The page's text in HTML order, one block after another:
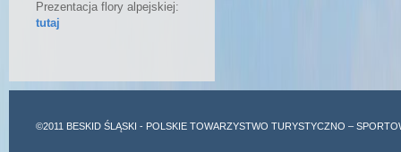
Prezentacja flory alpejskiej:
tutaj
©2011 BESKID ŚLĄSKI - POLSKIE TOWARZYSTWO TURYSTYCZNO –